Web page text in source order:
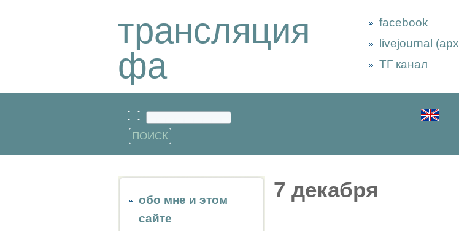
трансляция
фа
facebook
livejournal
ТГ канал
: :
обо мне и этом
сайте
7 декабря